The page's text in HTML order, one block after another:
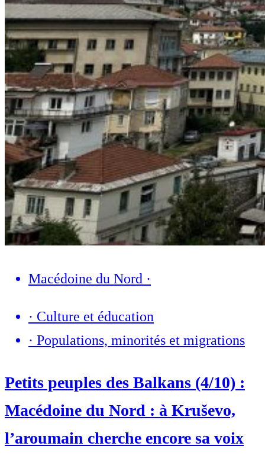
Macédoine du Nord ·
· Culture et éducation
· Populations, minorités et migrations
Petits peuples des Balkans (4/10) :
Macédoine du Nord : à Kruševo,
l’aroumain cherche encore sa voix